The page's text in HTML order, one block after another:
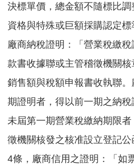
決標單價，總金額不隨標比
資格與特殊或巨額採購認定標
廠商納稅證明：「營業稅繳
款書收據聯或主管稽徵機關
銷售額與稅額申報書收執聯
期證明者，得以前一期之納稅
未屆第一期營業稅繳納期限
徵機關核發之核准設立登記
4條，廠商信用之證明：「如